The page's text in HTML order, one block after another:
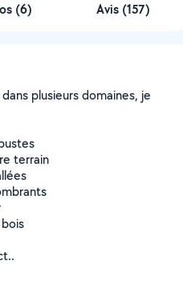
(6) Avis (157)
plusieurs domaines, je
terrain